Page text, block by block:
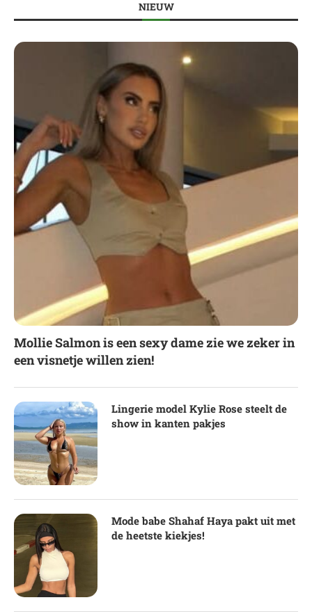
NIEUW
Mollie Salmon is een sexy dame zie we zeker in
een visnetje willen zien!
Lingerie model Kylie Rose steelt de
show in kanten pakjes
Mode babe Shahaf Haya pakt uit met
de heetste kiekjes!